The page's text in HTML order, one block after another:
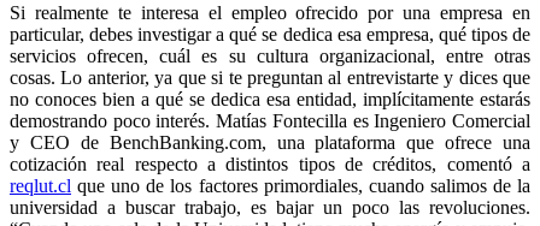
Si realmente te interesa el empleo ofrecido por una empresa en
particular, debes investigar a qué se dedica esa empresa, qué tipos de
servicios ofrecen, cuál es su cultura organizacional, entre otras
cosas. Lo anterior, ya que si te preguntan al entrevistarte y dices que
no conoces bien a qué se dedica esa entidad, implícitamente estarás
demostrando poco interés. Matías Fontecilla es Ingeniero Comercial
y CEO de BenchBanking.com, una plataforma que ofrece una
cotización real respecto a distintos tipos de créditos, comentó a
reqlut.cl que uno de los factores primordiales, cuando salimos de la
universidad a buscar trabajo, es bajar un poco las revoluciones.